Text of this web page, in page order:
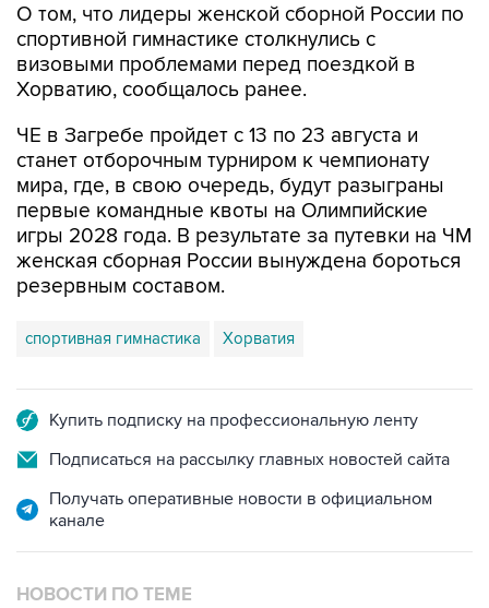
О том, что лидеры женской сборной России по
спортивной гимнастике столкнулись с
визовыми проблемами перед поездкой в
Хорватию, сообщалось ранее.
ЧЕ в Загребе пройдет с 13 по 23 августа и
станет отборочным турниром к чемпионату
мира, где, в свою очередь, будут разыграны
первые командные квоты на Олимпийские
игры 2028 года. В результате за путевки на ЧМ
женская сборная России вынуждена бороться
резервным составом.
спортивная гимнастика Хорватия
Купить подписку на профессиональную ленту
Подписаться на рассылку главных новостей сайта
Получать оперативные новости в официальном
канале
НОВОСТИ ПО ТЕМЕ